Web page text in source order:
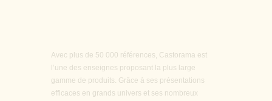
Avec plus de 50 000 références, Castorama est
l’une des enseignes proposant la plus large
gamme de produits. Grâce à ses présentations
efficaces en grands univers et ses nombreux